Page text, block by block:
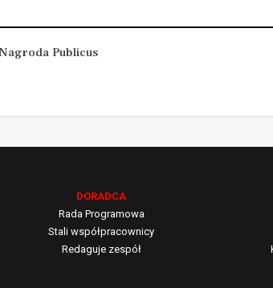
Nagroda Publicus
DORADCA
Rada Programowa
Stali współpracownicy
Redaguje zespół